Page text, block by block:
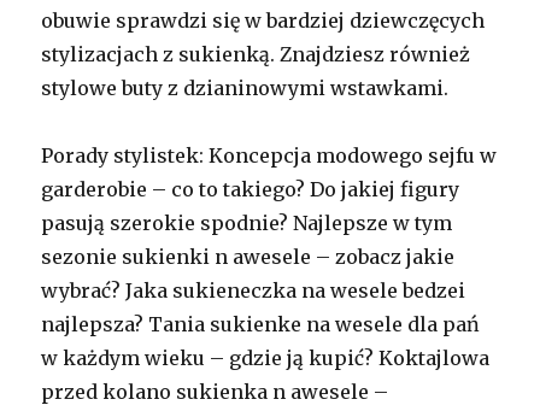
obuwie sprawdzi się w bardziej dziewczęcych
stylizacjach z sukienką. Znajdziesz również
stylowe buty z dzianinowymi wstawkami.
Porady stylistek: Koncepcja modowego sejfu w
garderobie – co to takiego? Do jakiej figury
pasują szerokie spodnie? Najlepsze w tym
sezonie sukienki n awesele – zobacz jakie
wybrać? Jaka sukieneczka na wesele bedzei
najlepsza? Tania sukienke na wesele dla pań
w każdym wieku – gdzie ją kupić? Koktajlowa
przed kolano sukienka n awesele –